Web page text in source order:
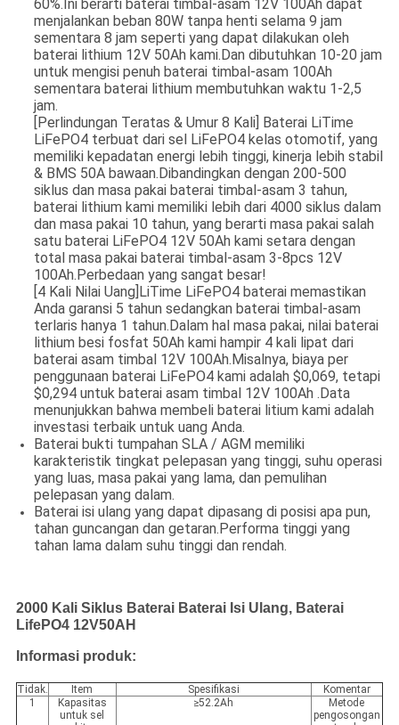
60%.Ini berarti baterai timbal-asam 12V 100Ah dapat
menjalankan beban 80W tanpa henti selama 9 jam
sementara 8 jam seperti yang dapat dilakukan oleh
baterai lithium 12V 50Ah kami.Dan dibutuhkan 10-20 jam
untuk mengisi penuh baterai timbal-asam 100Ah
sementara baterai lithium membutuhkan waktu 1-2,5
jam.
[Perlindungan Teratas & Umur 8 Kali] Baterai LiTime
LiFePO4 terbuat dari sel LiFePO4 kelas otomotif, yang
memiliki kepadatan energi lebih tinggi, kinerja lebih stabil
& BMS 50A bawaan.Dibandingkan dengan 200-500
siklus dan masa pakai baterai timbal-asam 3 tahun,
baterai lithium kami memiliki lebih dari 4000 siklus dalam
dan masa pakai 10 tahun, yang berarti masa pakai salah
satu baterai LiFePO4 12V 50Ah kami setara dengan
total masa pakai baterai timbal-asam 3-8pcs 12V
100Ah.Perbedaan yang sangat besar!
[4 Kali Nilai Uang]LiTime LiFePO4 baterai memastikan
Anda garansi 5 tahun sedangkan baterai timbal-asam
terlaris hanya 1 tahun.Dalam hal masa pakai, nilai baterai
lithium besi fosfat 50Ah kami hampir 4 kali lipat dari
baterai asam timbal 12V 100Ah.Misalnya, biaya per
penggunaan baterai LiFePO4 kami adalah $0,069, tetapi
$0,294 untuk baterai asam timbal 12V 100Ah .Data
menunjukkan bahwa membeli baterai litium kami adalah
investasi terbaik untuk uang Anda.
Baterai bukti tumpahan SLA / AGM memiliki
karakteristik tingkat pelepasan yang tinggi, suhu operasi
yang luas, masa pakai yang lama, dan pemulihan
pelepasan yang dalam.
Baterai isi ulang yang dapat dipasang di posisi apa pun,
tahan guncangan dan getaran.Performa tinggi yang
tahan lama dalam suhu tinggi dan rendah.
2000 Kali Siklus Baterai Baterai Isi Ulang, Baterai
LifePO4 12V50AH
Informasi produk:
Tidak. Item Spesifikasi
Komentar
1
Kapasitas
untuk sel
≥52.2Ah
Metode
pengosongan